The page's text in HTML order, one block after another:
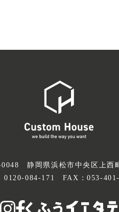
0048 静岡県浜松市中央区上西
0120-084-171 FAX：053-